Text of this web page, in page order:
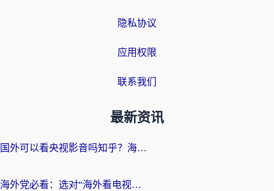
隐私协议
应用权限
联系我们
最新资讯
国外可以看央视影音吗知乎？海外党亲测有效的回国加速方案
海外党必看：选对“海外看电视剧软件”，再也不用愁国内剧刷不了